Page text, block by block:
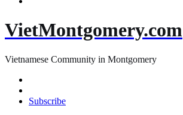
VietMontgomery.com
Vietnamese Community in Montgomery
Subscribe